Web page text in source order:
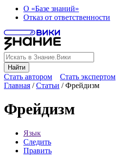
О «Базе знаний»
Отказ от ответственности
Найти
Стать автором
Стать экспертом
Главная /Статьи /Фрейдизм
Фрейдизм
Язык
Следить
Править